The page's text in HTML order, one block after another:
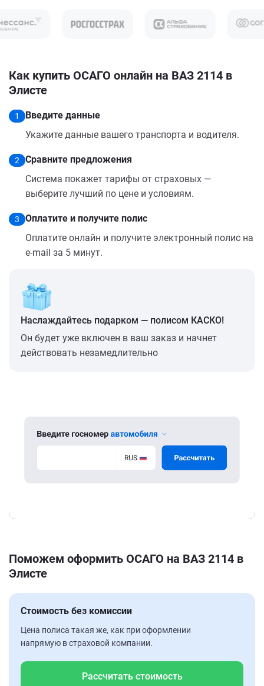
Как купить ОСАГО онлайн на ВАЗ 2114 в
Элисте
1
Введите данные
Укажите данные вашего транспорта и водителя.
2
Сравните предложения
Система покажет тарифы от страховых —
выберите лучший по цене и условиям.
3
Оплатите и получите полис
Оплатите онлайн и получите электронный полис на
e-mail за 5 минут.
Наслаждайтесь подарком — полисом КАСКО!
Он будет уже включен в ваш заказ и начнет
действовать незамедлительно
Поможем оформить ОСАГО на ВАЗ 2114 в
Элисте
Стоимость без комиссии
Цена полиса такая же, как при оформлении
напрямую в страховой компании.
Рассчитать стоимость